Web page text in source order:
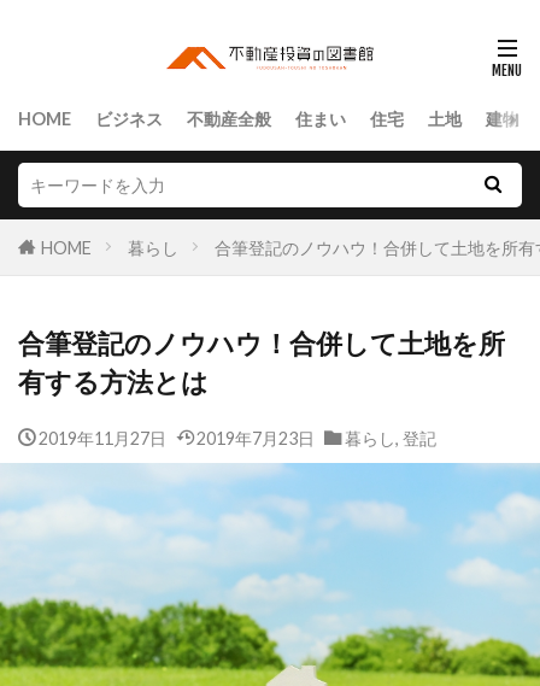
HOME ビジネス 不動産全般 住まい 住宅 土地 建物
HOME 暮らし 合筆登記のノウハウ！合併して土地を所
合筆登記のノウハウ！合併して土地を所
有する方法とは
2019年11月27日 2019年7月23日 暮らし, 登記